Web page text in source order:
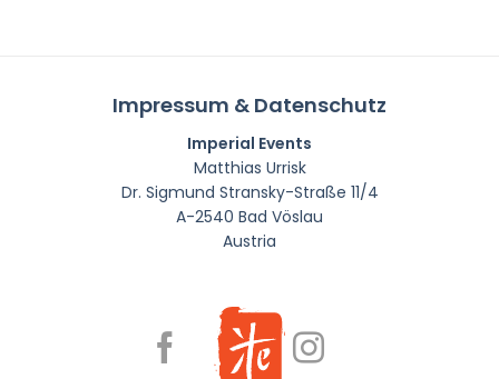
Impressum & Datenschutz
Imperial Events
Matthias Urrisk
Dr. Sigmund Stransky-Straße 11/4
A-2540 Bad Vöslau
Austria